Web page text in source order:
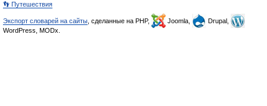
👣 Путешествия
Экспорт словарей на сайты , сделанные на PHP, Joomla,
Drupal,
WordPress, MODx.